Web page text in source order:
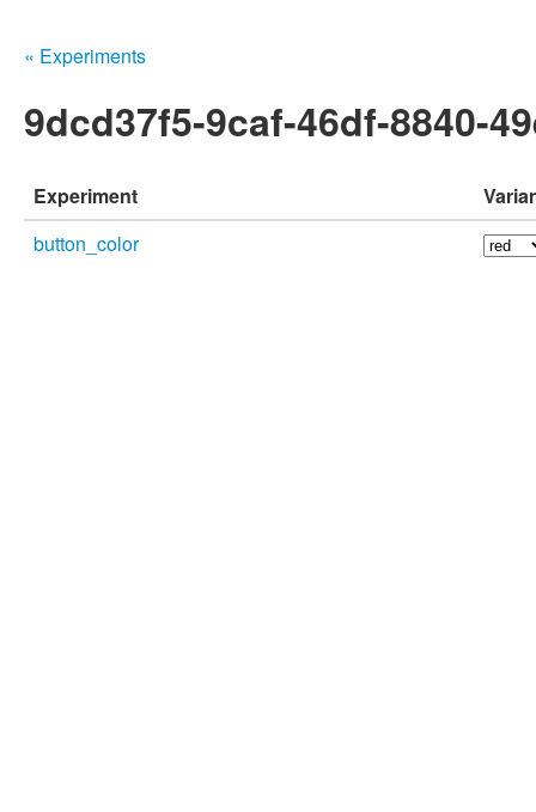
« Experiments
9dcd37f5-9caf-46df-8840-
Experiment
button_color